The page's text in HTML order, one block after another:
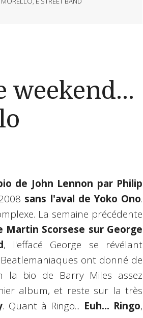
weekend...
de John Lennon par Philip
sans l'aval de Yoko Ono.
La semaine précédente
Martin Scorsese sur George
, l'effacé George se révélant
ont donné de
la bio de Barry Miles assez
album, et reste sur la très
. Quant à Ringo... Euh... Ringo,